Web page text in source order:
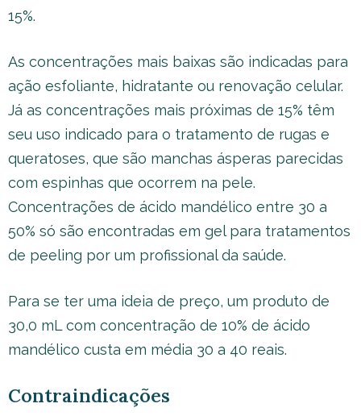
15%.
As concentrações mais baixas são indicadas para
ação esfoliante, hidratante ou renovação celular.
Já as concentrações mais próximas de 15% têm
seu uso indicado para o tratamento de rugas e
queratoses, que são manchas ásperas parecidas
com espinhas que ocorrem na pele.
Concentrações de ácido mandélico entre 30 a
50% só são encontradas em gel para tratamentos
de peeling por um profissional da saúde.
Para se ter uma ideia de preço, um produto de
30,0 mL com concentração de 10% de ácido
mandélico custa em média 30 a 40 reais.
Contraindicações